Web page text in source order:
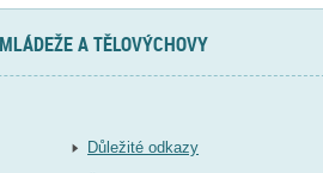
A TĚLOVÝCHOVY
Důležité odkazy